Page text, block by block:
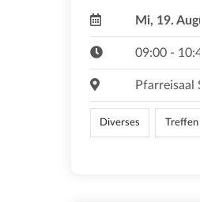
Mi, 19.
09:00 -
Pfarreisaal
Diverses Treffen